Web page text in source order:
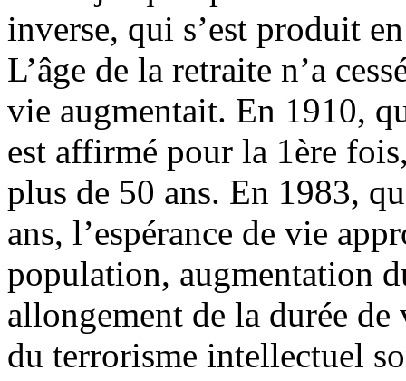
inverse, qui s’est produit
L’âge de la retraite n’a
vie augmentait. En 1910,
est affirmé pour la 1ère
plus de 50 ans. En 1983,
ans, l’espérance de vie
population, augmentation
allongement de la durée
du terrorisme intellectuel